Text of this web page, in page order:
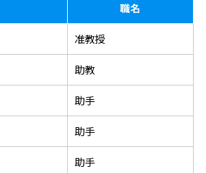
職名
准教授
助教
助手
助手
助手